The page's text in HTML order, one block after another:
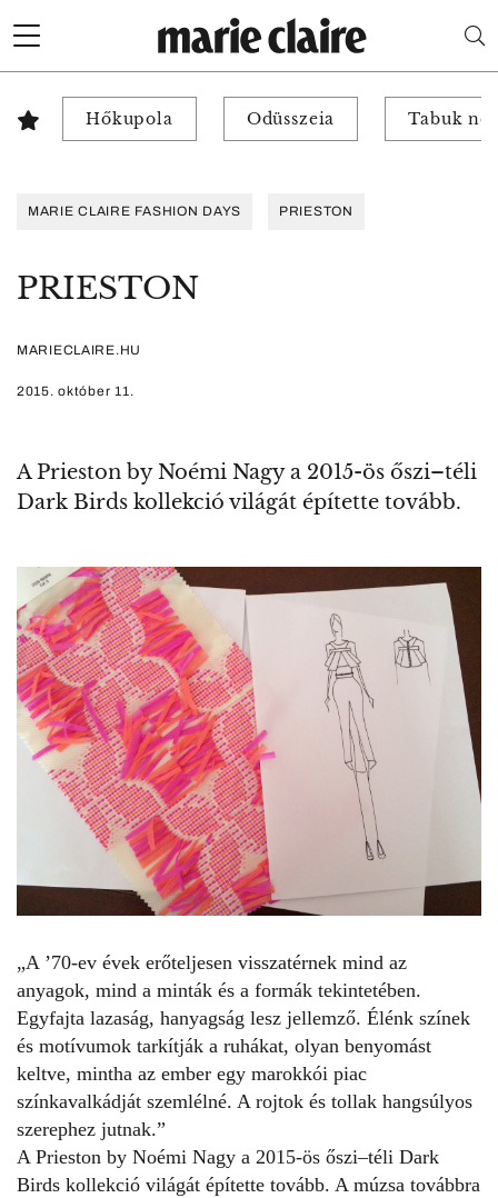
Hőkupola Odüsszeia Tabuk
MARIE CLAIRE FASHION DAYS PRIESTON
PRIESTON
MARIECLAIRE.HU
2015. október 11.
A Prieston by Noémi Nagy a 2015-ös őszi–téli
Dark Birds kollekció világát építette tovább.
„A ’70-ev évek erőteljesen visszatérnek mind az
anyagok, mind a minták és a formák tekintetében.
Egyfajta lazaság, hanyagság lesz jellemző. Élénk színek
és motívumok tarkítják a ruhákat, olyan benyomást
keltve, mintha az ember egy marokkói piac
színkavalkádját szemlélné. A rojtok és tollak hangsúlyos
szerephez jutnak.”
A Prieston by Noémi Nagy a 2015-ös őszi–téli Dark
Birds kollekció világát építette tovább. A múzsa továbbra